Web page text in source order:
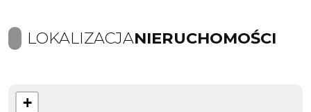
LOKALIZACJANIERUCHOMOŚCI
+